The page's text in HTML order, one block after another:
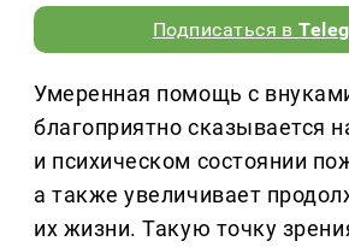
Подписаться в
Умеренная помощь с
благоприятно сказывается
и психическом состоянии
а также увеличивает
их жизни. Такую точку